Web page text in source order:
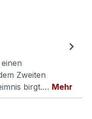
Zweiten
birgt.… Mehr